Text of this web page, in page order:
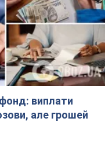
прокуратури
Гвінеї-